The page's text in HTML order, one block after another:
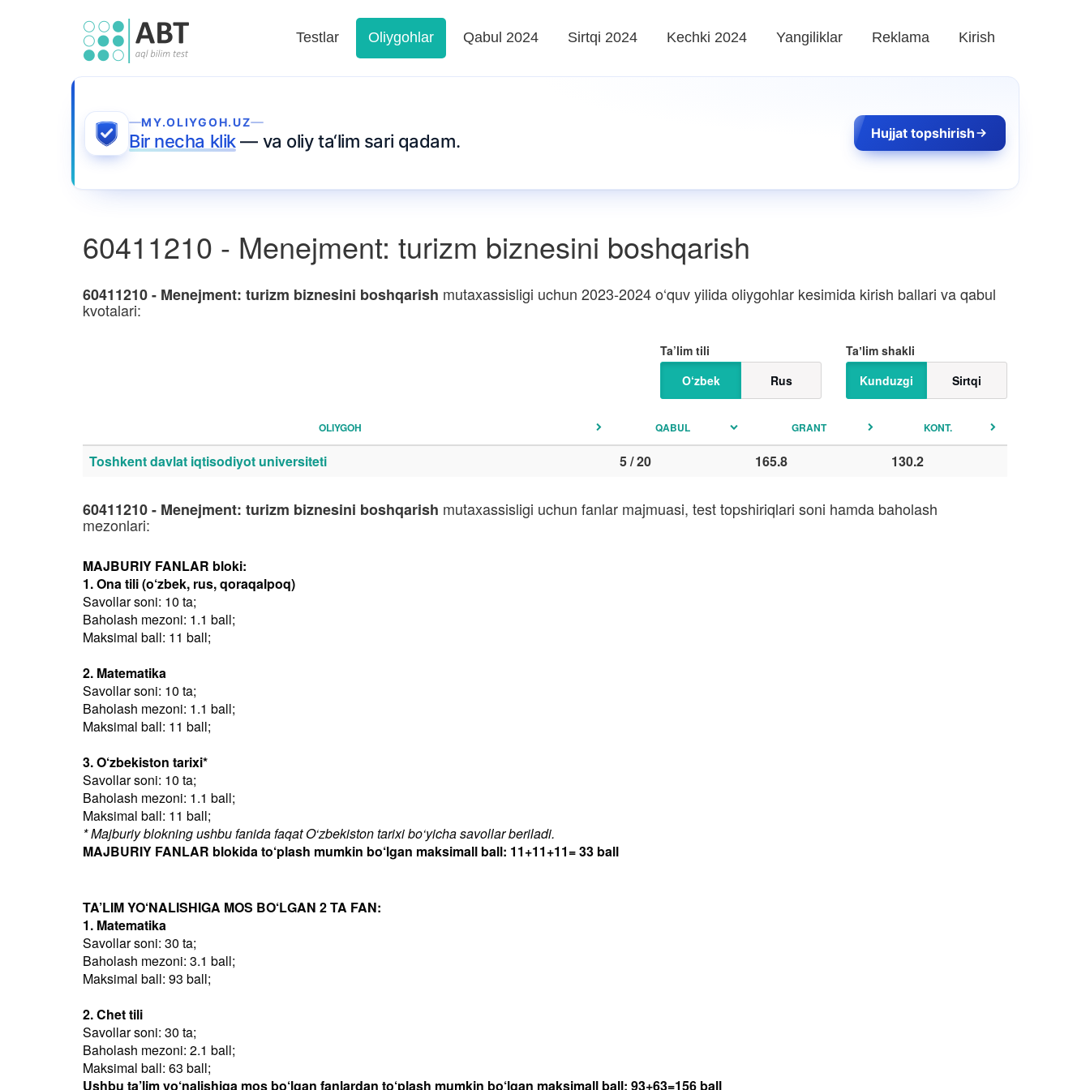
Testlar Oliygohlar Qabul 2024 Sirtqi 2024 Kechki 2024 Yangiliklar Reklama Kirish
MY.OLIYGOH.UZ
Bir necha klik— va oliy ta‘lim sari qadam. Hujjat topshirish
60411210 - Menejment: turizm biznesini boshqarish
60411210 - Menejment: turizm biznesini boshqarish mutaxassisligi uchun 2023-2024 o‘quv yilida oliygohlar kesimida kirish ballari va qabul
kvotalari:
Taʼlim shakli
Kunduzgi
Sirtqi
Ta’lim tili
O‘zbek
Rus
OLIYGOH QABUL GRANT KONT.
Toshkent davlat iqtisodiyot universiteti 5 / 20 165.8 130.2
60411210 - Menejment: turizm biznesini boshqarish mutaxassisligi uchun fanlar majmuasi, test topshiriqlari soni hamda baholash
mezonlari:
MAJBURIY FANLAR bloki:
1. Ona tili (o‘zbek, rus, qoraqalpoq)
Savollar soni: 10 ta;
Baholash mezoni: 1.1 ball;
Maksimal ball: 11 ball;
2. Matematika
Savollar soni: 10 ta;
Baholash mezoni: 1.1 ball;
Maksimal ball: 11 ball;
3. O‘zbekiston tarixi*
Savollar soni: 10 ta;
Baholash mezoni: 1.1 ball;
Maksimal ball: 11 ball;
* Majburiy blokning ushbu fanida faqat O‘zbekiston tarixi bo‘yicha savollar beriladi.
MAJBURIY FANLAR blokida to‘plash mumkin bo‘lgan maksimall ball: 11+11+11= 33 ball
TA’LIM YO‘NALISHIGA MOS BO‘LGAN 2 TA FAN:
1. Matematika
Savollar soni: 30 ta;
Baholash mezoni: 3.1 ball;
Maksimal ball: 93 ball;
2. Chet tili
Savollar soni: 30 ta;
Baholash mezoni: 2.1 ball;
Maksimal ball: 63 ball;
Ushbu ta’lim yo‘nalishiga mos bo‘lgan fanlardan to‘plash mumkin bo‘lgan maksimall ball: 93+63=156 ball